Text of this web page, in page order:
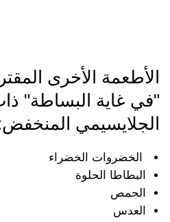
الأطعمة الأخرى
"في غاية البساطة"
الجلايسيمي
الخضروات الخضراء
البطاطا الحلوة
الحمص
العدس